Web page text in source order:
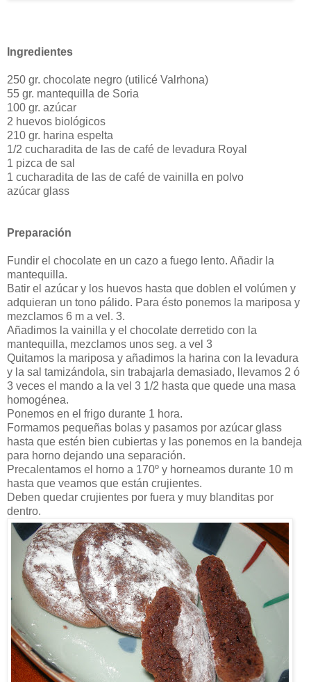
Ingredientes
250 gr. chocolate negro (utilicé Valrhona)
55 gr. mantequilla de Soria
100 gr. azúcar
2 huevos biológicos
210 gr. harina espelta
1/2 cucharadita de las de café de levadura Royal
1 pizca de sal
1 cucharadita de las de café de vainilla en polvo
azúcar glass
Preparación
Fundir el chocolate en un cazo a fuego lento. Añadir la
mantequilla.
Batir el azúcar y los huevos hasta que doblen el volúmen y
adquieran un tono pálido. Para ésto ponemos la mariposa y
mezclamos 6 m a vel. 3.
Añadimos la vainilla y el chocolate derretido con la
mantequilla, mezclamos unos seg. a vel 3
Quitamos la mariposa y añadimos la harina con la levadura
y la sal tamizándola, sin trabajarla demasiado, llevamos 2 ó
3 veces el mando a la vel 3 1/2 hasta que quede una masa
homogénea.
Ponemos en el frigo durante 1 hora.
Formamos pequeñas bolas y pasamos por azúcar glass
hasta que estén bien cubiertas y las ponemos en la bandeja
para horno dejando una separación.
Precalentamos el horno a 170º y horneamos durante 10 m
hasta que veamos que están crujientes.
Deben quedar crujientes por fuera y muy blanditas por
dentro.